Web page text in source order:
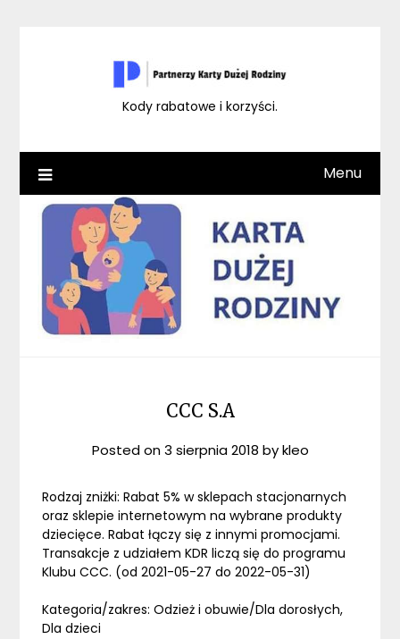
Kody rabatowe i korzyści.
Menu
CCC S.A
Posted on3 sierpnia 2018 bykleo
Rodzaj zniżki: Rabat 5% w sklepach stacjonarnych
oraz sklepie internetowym na wybrane produkty
dziecięce. Rabat łączy się z innymi promocjami.
Transakcje z udziałem KDR liczą się do programu
Klubu CCC. (od 2021-05-27 do 2022-05-31)
Kategoria/zakres: Odzież i obuwie/Dla dorosłych,
Dla dzieci